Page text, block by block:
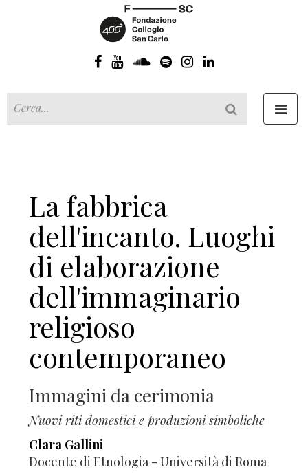
La fabbrica
dell'incanto. Luoghi
di elaborazione
dell'immaginario
religioso
contemporaneo
Immagini da cerimonia
Nuovi riti domestici e produzioni simboliche
Clara Gallini
Docente di Etnologia - Università di Roma